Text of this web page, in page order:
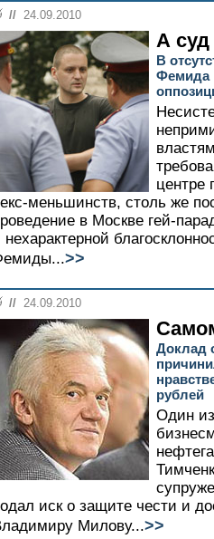
// 24.09.2010
А
В
Фемида
центре
меньшинств, столь же
в Москве гей-
нехарактерной
>>
// 24.09.2010
Доклад
рублей
Один
иск о защите чести и
Милову...>>